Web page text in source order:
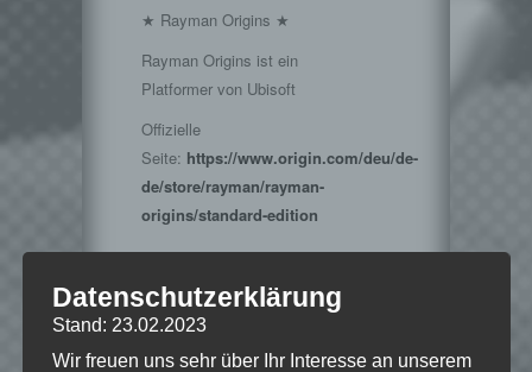
★ Rayman Origins ★
Rayman Origins ist ein
Platformer von Ubisoft
Offizielle
Seite: https://www.origin.com/deu/de-
de/store/rayman/rayman-
origins/standard-edition
Datenschutzerklärung
Stand: 23.02.2023
Wir freuen uns sehr über Ihr Interesse an unserem